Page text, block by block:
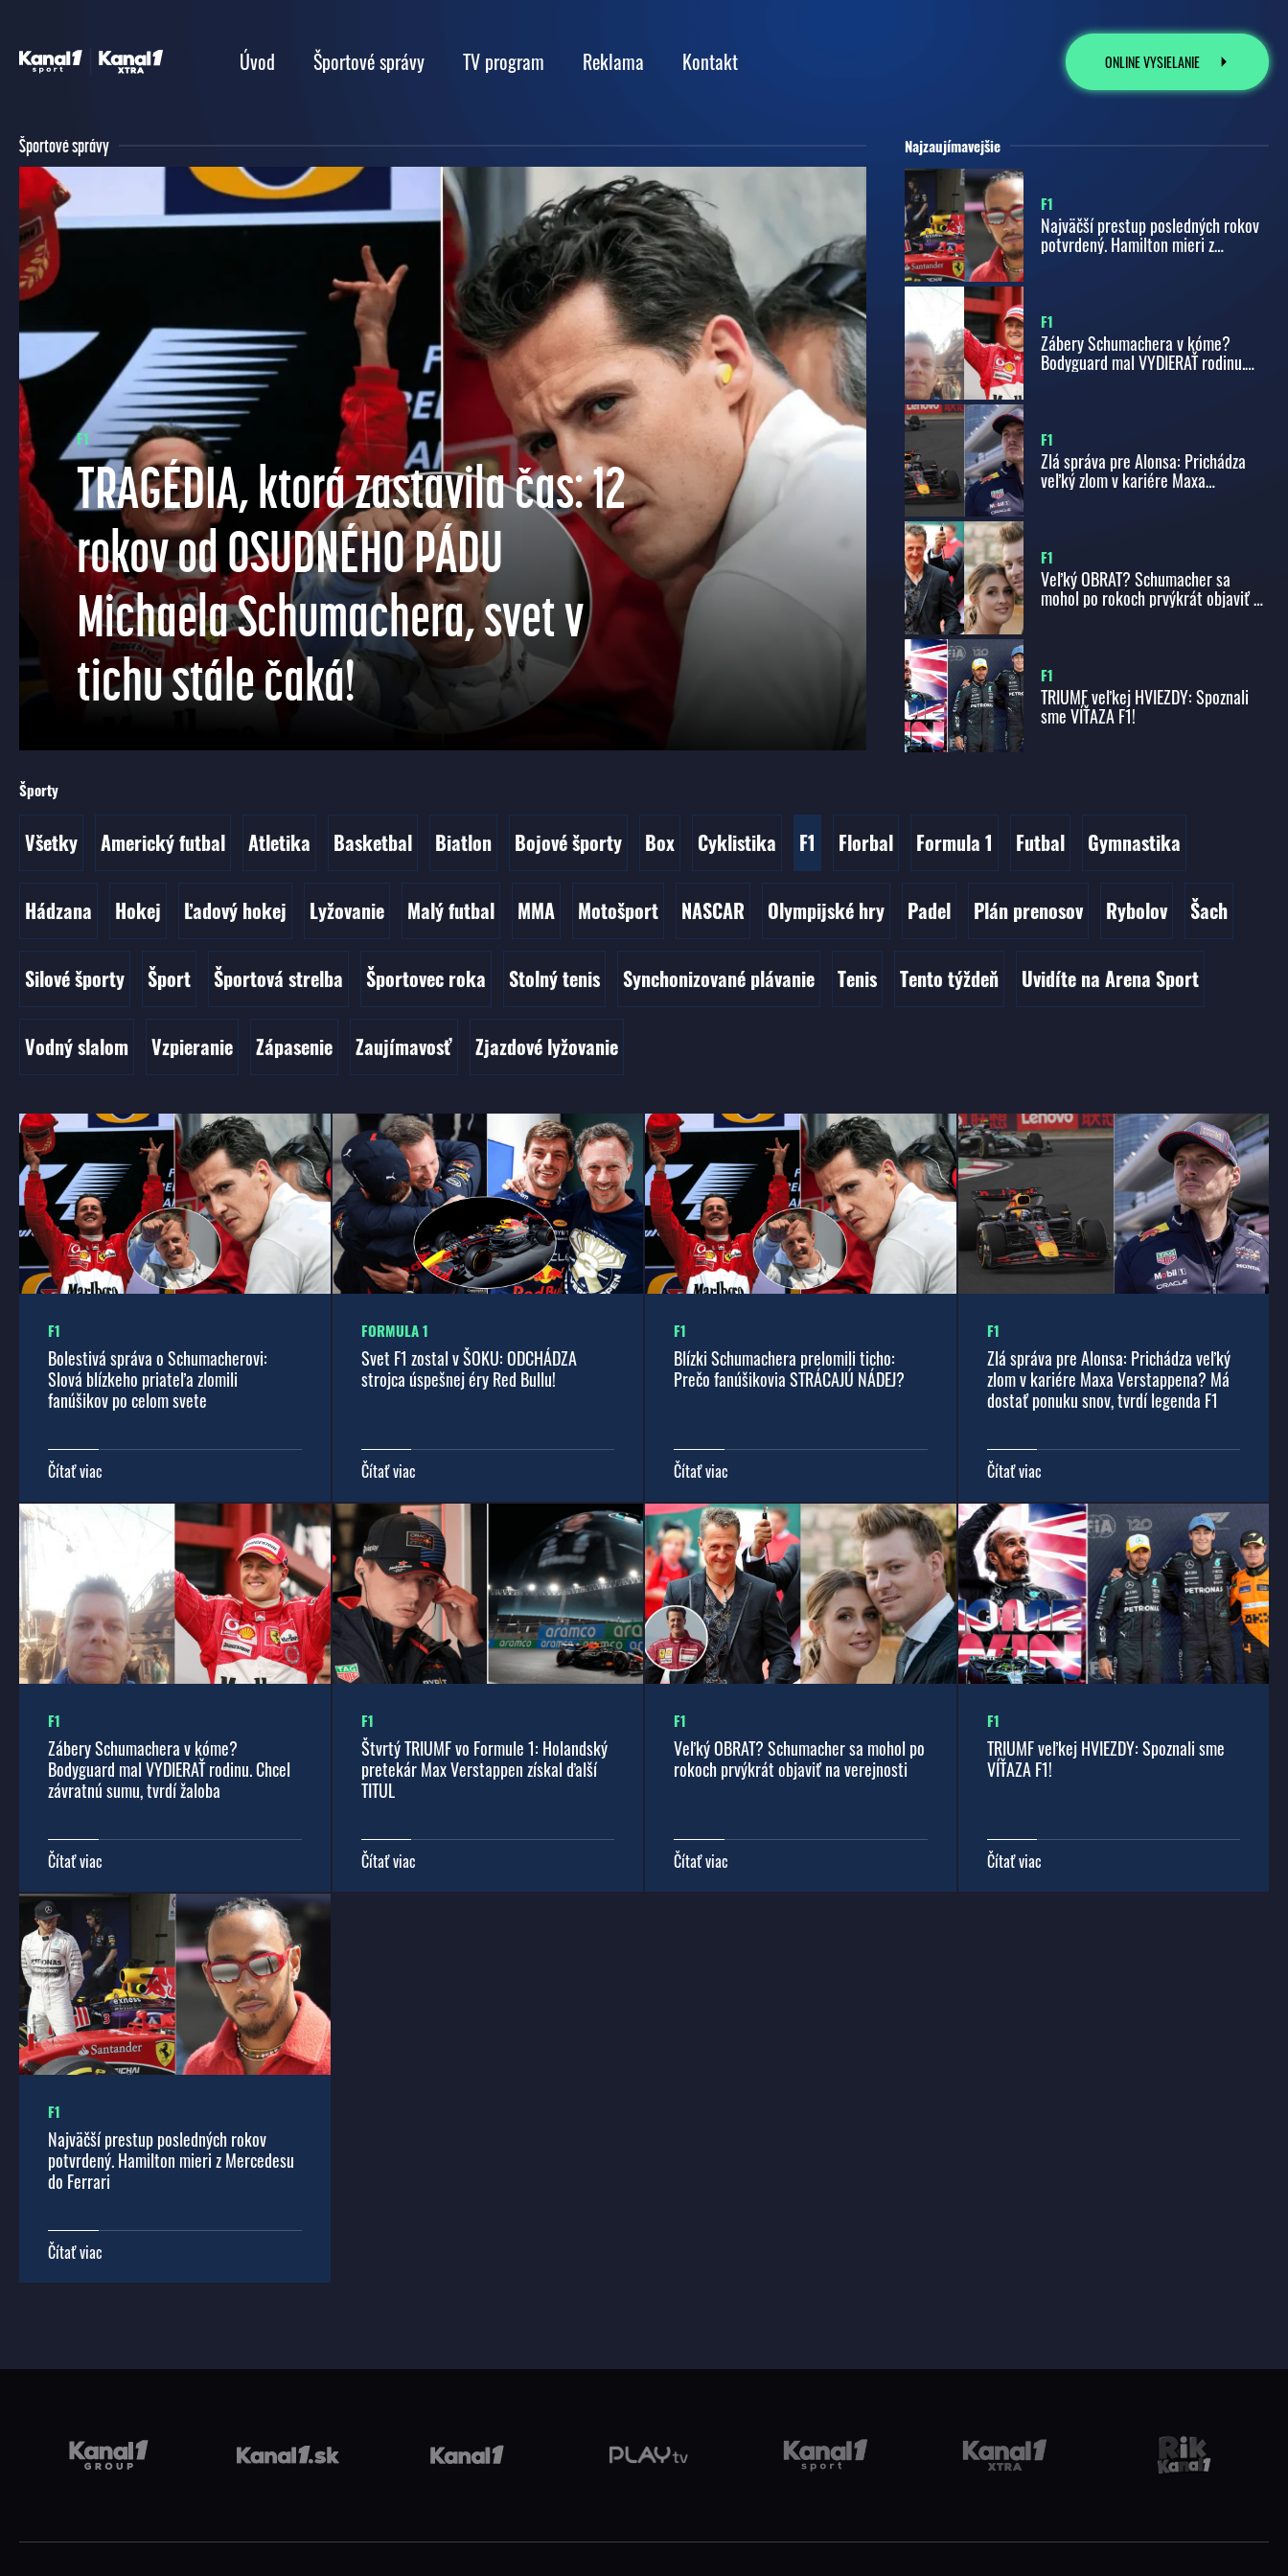
Úvod Športové správy TV program Reklama Kontakt ONLINE VYSIELANIE
Športové správy
F1
TRAGÉDIA, ktorá zastavila čas: 12
rokov od OSUDNÉHO PÁDU
Michaela Schumachera, svet v
tichu stále čaká!
Najzaujímavejšie
F1
Najväčší prestup posledných rokov
potvrdený. Hamilton mieri z
F1
Zábery Schumachera v kóme?
Bodyguard mal VYDIERAŤ rodinu.
F1
Zlá správa pre Alonsa: Prichádza
veľký zlom v kariére Maxa
F1
Veľký OBRAT? Schumacher sa
mohol po rokoch prvýkrát objaviť na
F1
TRIUMF veľkej HVIEZDY: Spoznali
sme VÍŤAZA F1!
Športy
Všetky Americký futbal Atletika Basketbal Biatlon Bojové športy Box Cyklistika F1 Florbal Formula 1 Futbal Gymnastika
Hádzana Hokej Ľadový hokej Lyžovanie Malý futbal MMA Motošport NASCAR Olympijské hry Padel Plán prenosov Rybolov Šach
Silové športy Šport Športová strelba Športovec roka Stolný tenis Synchonizované plávanie Tenis Tento týždeň Uvidíte na Arena Sport
Vodný slalom Vzpieranie Zápasenie Zaujímavosť Zjazdové lyžovanie
F1
Bolestivá správa o Schumacherovi:
Slová blízkeho priateľa zlomili
fanúšikov po celom svete
Čítať viac
FORMULA 1
Svet F1 zostal v ŠOKU: ODCHÁDZA
strojca úspešnej éry Red Bullu!
Čítať viac
F1
Blízki Schumachera prelomili ticho:
Prečo fanúšikovia STRÁCAJÚ NÁDEJ?
Čítať viac
F1
Zlá správa pre Alonsa: Prichádza veľký
zlom v kariére Maxa Verstappena? Má
dostať ponuku snov, tvrdí legenda F1
Čítať viac
F1
Zábery Schumachera v kóme?
Bodyguard mal VYDIERAŤ rodinu. Chcel
závratnú sumu, tvrdí žaloba
Čítať viac
F1
Štvrtý TRIUMF vo Formule 1: Holandský
pretekár Max Verstappen získal ďalší
TITUL
Čítať viac
F1
Veľký OBRAT? Schumacher sa mohol po
rokoch prvýkrát objaviť na verejnosti
Čítať viac
F1
TRIUMF veľkej HVIEZDY: Spoznali sme
VÍŤAZA F1!
Čítať viac
F1
Najväčší prestup posledných rokov
potvrdený. Hamilton mieri z Mercedesu
do Ferrari
Čítať viac